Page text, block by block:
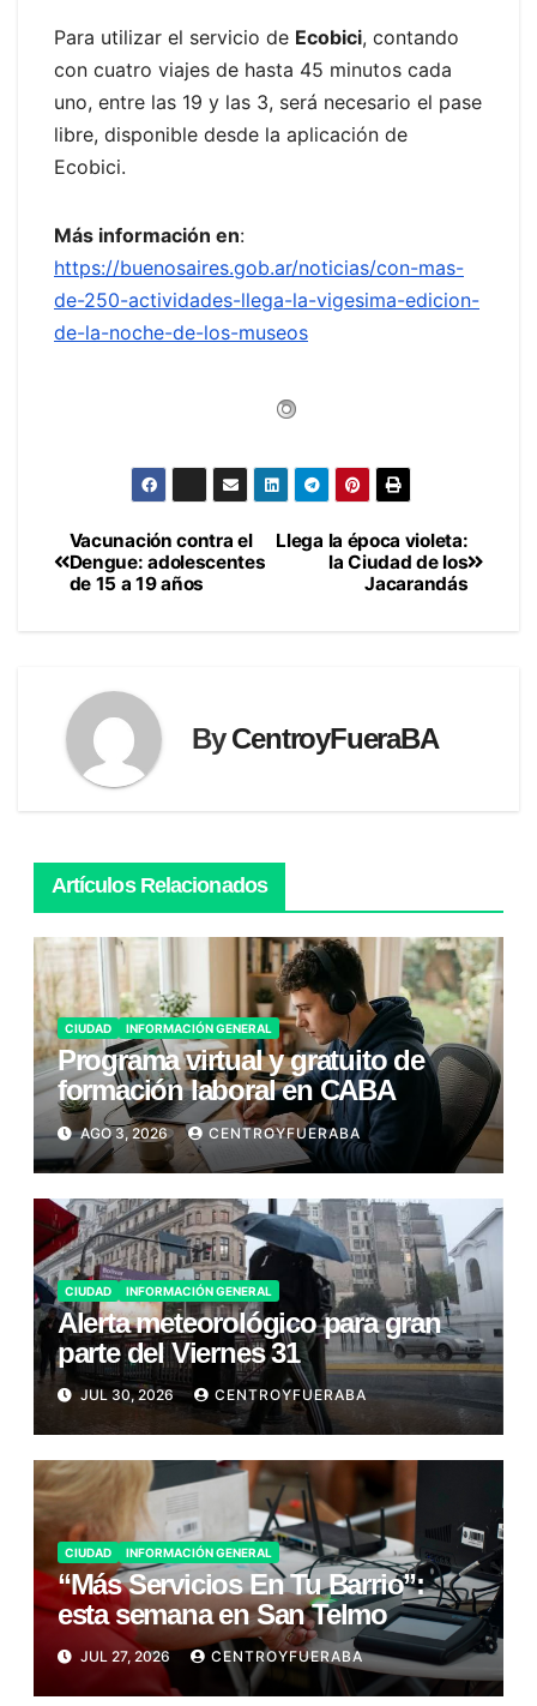
Para utilizar el servicio de Ecobici, contando
con cuatro viajes de hasta 45 minutos cada
uno, entre las 19 y las 3, será necesario el pase
libre, disponible desde la aplicación de
Ecobici.
Más información en:
https://buenosaires.gob.ar/noticias/con-mas-
de-250-actividades-llega-la-vigesima-edicion-
de-la-noche-de-los-museos
Navegación
de
Llega la época violeta:
la Ciudad de los
Jacarandás
Vacunación contra el
Dengue: adolescentes
de 15 a 19 años
ByCentroyFueraBA
Artículos Relacionados
CIUDAD INFORMACIÓN GENERAL
Programa virtual y gratuito de
formación laboral en CABA
AGO 3, 2026 CENTROYFUERABA
CIUDAD INFORMACIÓN GENERAL
Alerta meteorológico para gran
parte del Viernes 31
JUL 30, 2026 CENTROYFUERABA
CIUDAD INFORMACIÓN GENERAL
“Más Servicios En Tu Barrio”:
esta semana en San Telmo
JUL 27, 2026 CENTROYFUERABA